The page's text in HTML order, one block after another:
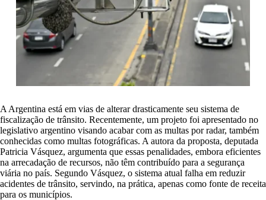
A Argentina está em vias de alterar drasticamente seu sistema de
fiscalização de trânsito. Recentemente, um projeto foi apresentado no
legislativo argentino visando acabar com as multas por radar, também
conhecidas como multas fotográficas. A autora da proposta, deputada
Patricia Vásquez, argumenta que essas penalidades, embora eficientes
na arrecadação de recursos, não têm contribuído para a segurança
viária no país. Segundo Vásquez, o sistema atual falha em reduzir
acidentes de trânsito, servindo, na prática, apenas como fonte de receita
para os municípios.